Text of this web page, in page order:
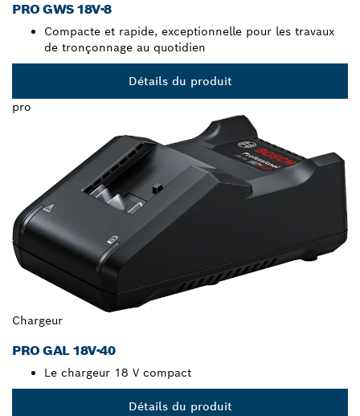
PRO GWS 18V-8
Compacte et rapide, exceptionnelle pour les travaux
de tronçonnage au quotidien
Détails du produit
pro
Chargeur
PRO GAL 18V-40
Le chargeur 18 V compact
Détails du produit